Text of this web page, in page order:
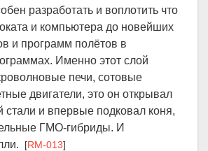
разработать и воплотить что
и компьютера до новейших
и программ полётов в
Именно этот слой
печи, сотовые
двигатели, это он открывал
стали и впервые подковал коня,
ГМО-гибриды. И
[RM-013]